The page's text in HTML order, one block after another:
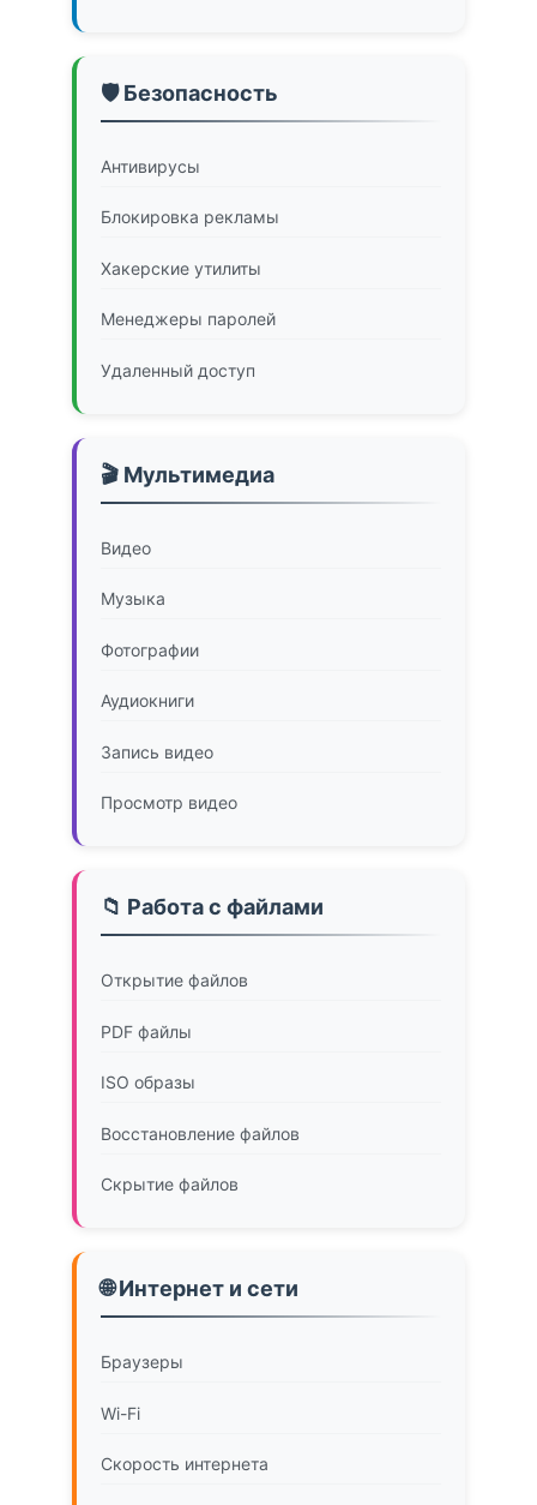
🛡️ Безопасность
Антивирусы
Блокировка рекламы
Хакерские утилиты
Менеджеры паролей
Удаленный доступ
🎬 Мультимедиа
Видео
Музыка
Фотографии
Аудиокниги
Запись видео
Просмотр видео
📁 Работа с файлами
Открытие файлов
PDF файлы
ISO образы
Восстановление файлов
Скрытие файлов
🌐 Интернет и сети
Браузеры
Wi-Fi
Скорость интернета